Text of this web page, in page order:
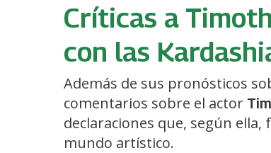
Críticas a
con las
Además de sus pronósticos
comentarios sobre el actor
declaraciones que, según
mundo artístico.